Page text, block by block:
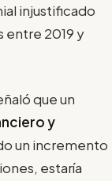
injustificado
entre 2019 y
que un
y
un incremento
estaría